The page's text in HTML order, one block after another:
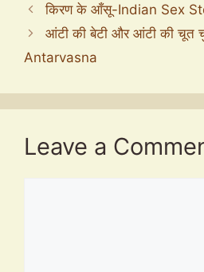
किरण के आँसू-Indian Sex
आंटी की बेटी और आंटी की चूत
Antarvasna
Leave a